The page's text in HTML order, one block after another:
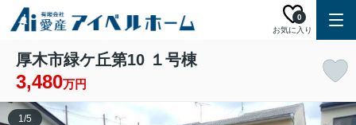
お気に入り
0
厚木市緑ケ丘第10 １号棟
3,480万円
1/5